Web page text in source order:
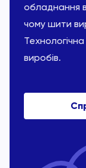
обладнання
чому шити
виробів.